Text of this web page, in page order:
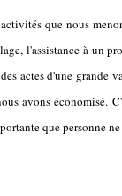
que nous
l'assistance à un
actes d'une grande
avons économisé.
que personne